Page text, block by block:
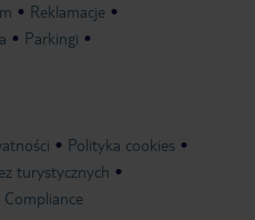
Reklamacje
Parkingi
Polityka cookies
turystycznych
Compliance